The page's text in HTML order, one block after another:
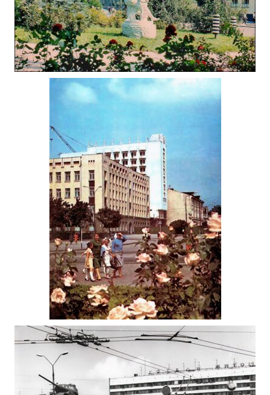
СКУЛЬПТУРНА КОМПОЗИЦІЯ «ЩАСЛИВЕ
ДИТИНСТВО» – “МИР” В ЖИТОМИРІ
Фото Житомир (1945-1960),
Фото Житомир (1970-1980)
Фото Житомир (1980-1990)
БУДІВНИЦТВО ГОТЕЛЮ “УКРАЇНА” В
ЖИТОМИРІ 1983
Фото Житомир (1980-1990)